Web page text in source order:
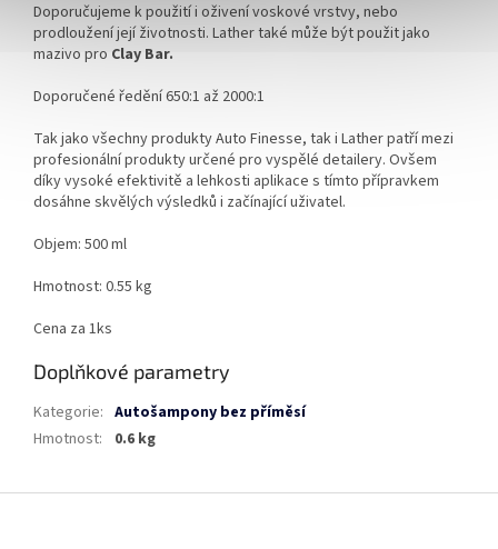
Doporučujeme k použití i oživení voskové vrstvy, nebo
prodloužení její životnosti. Lather také může být použit jako
mazivo pro Clay Bar.
Doporučené ředění 650:1 až 2000:1
Tak jako všechny produkty Auto Finesse, tak i Lather patří mezi
profesionální produkty určené pro vyspělé detailery. Ovšem
díky vysoké efektivitě a lehkosti aplikace s tímto přípravkem
dosáhne skvělých výsledků i začínající uživatel.
Objem: 500 ml
Hmotnost: 0.55 kg
Cena za 1ks
Doplňkové parametry
Kategorie: Autošampony bez příměsí
Hmotnost: 0.6 kg